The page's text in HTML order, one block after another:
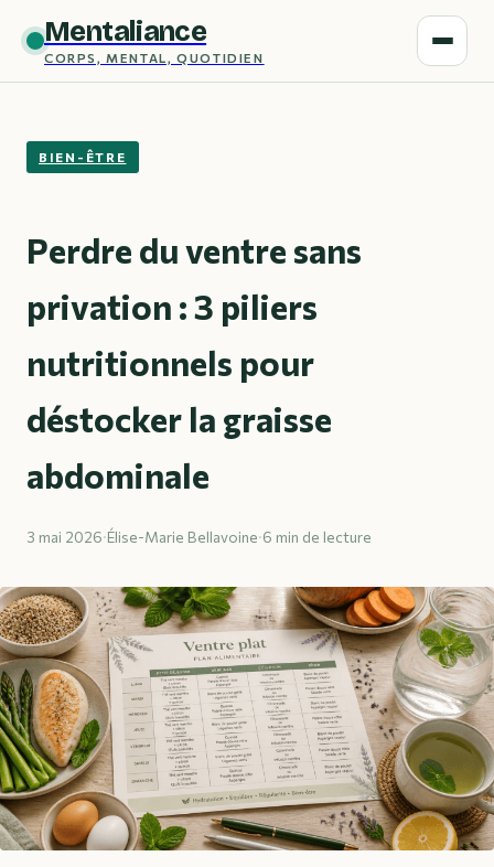
Mentaliance
CORPS, MENTAL, QUOTIDIEN
BIEN-ÊTRE
Perdre du ventre sans
privation : 3 piliers
nutritionnels pour
déstocker la graisse
abdominale
3 mai 2026·Élise-Marie Bellavoine·6 min de lecture